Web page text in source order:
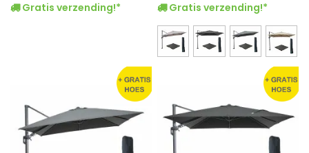
Gratis verzending!* Gratis verzending!*